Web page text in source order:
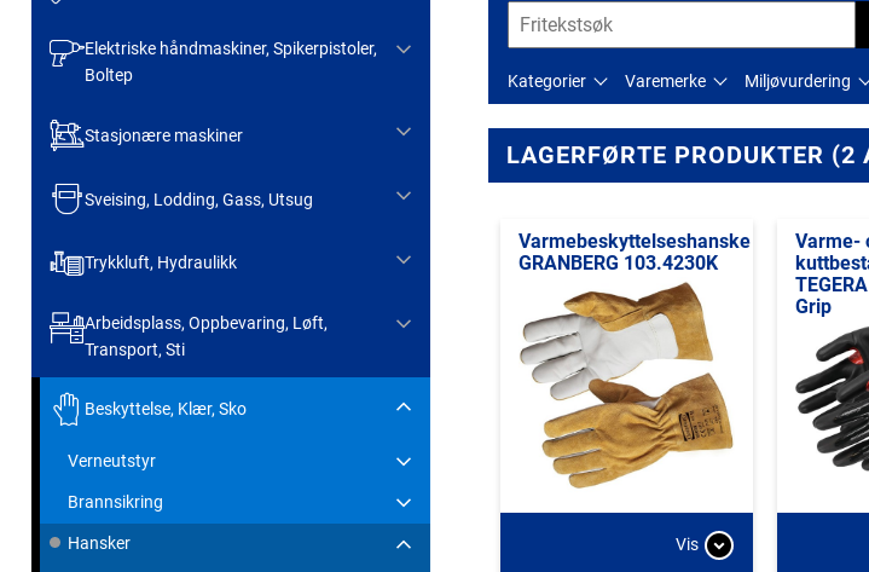
Elektriske håndmaskiner, Spikerpistoler,
Boltep
Stasjonære maskiner
Sveising, Lodding, Gass, Utsug
Trykkluft, Hydraulikk
Arbeidsplass, Oppbevaring, Løft,
Transport, Sti
Beskyttelse, Klær, Sko
Verneutstyr
Brannsikring
Hansker
Kategorier Varemerke Miljøvurdering
LAGERFØRTE PRODUKTER (2
Varmebeskyttelseshanske
GRANBERG 103.4230K
Vis
Varme-
Grip